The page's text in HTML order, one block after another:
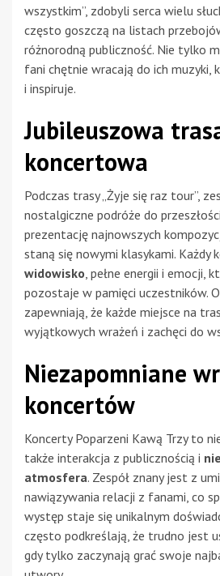
wszystkim”, zdobyli serca wielu
często goszczą na listach
różnorodną publiczność. Nie tylko
fani chętnie wracają do ich muzyki,
i inspiruje.
Jubileuszowa
koncertowa
Podczas trasy „Żyje się raz tour”,
nostalgiczne podróże do
prezentację najnowszych
staną się nowymi klasykami. Każdy
widowisko , pełne energii i emocji,
pozostaje w pamięci uczestników.
zapewniają, że każde miejsce na
wyjątkowych wrażeń i zachęci do
Niezapomniane
koncertów
Koncerty Poparzeni Kawą Trzy to
także interakcja z publicznością i
atmosfera. Zespół znany jest z
nawiązywania relacji z fanami, co
występ staje się unikalnym
często podkreślają, że trudno jest
gdy tylko zaczynają grać swoje